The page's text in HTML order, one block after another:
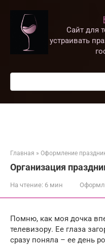
контенту
Сайт для
устраивать
Поиск:
Главная » Оформление
Организация
На чтение: 6 мин
Помню, как моя дочка
телевизору. Ее глаза
сразу поняла – ее день